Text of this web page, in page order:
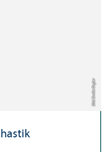
Bild: Emilie Orgler